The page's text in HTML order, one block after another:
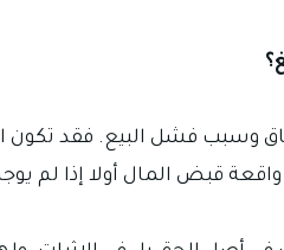
وسبب فشل البيع. فقد تكون
قبض المال أولا إذا لم